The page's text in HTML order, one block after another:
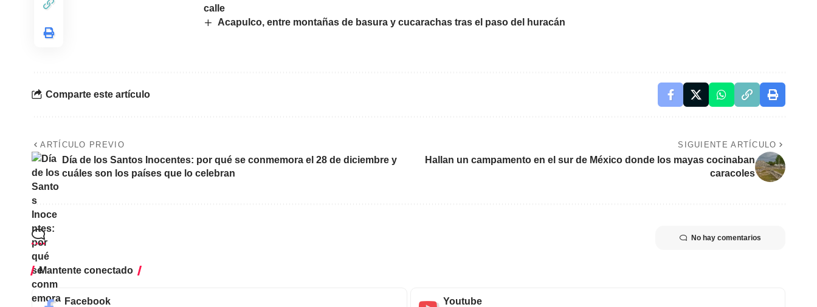
calle
Acapulco, entre montañas de basura y cucarachas tras el paso del huracán
Comparte este artículo
ARTÍCULO PREVIO
Día de los Santos Inocentes: por qué se conmemora el 28 de diciembre y
cuáles son los países que lo celebran
SIGUIENTE ARTÍCULO
Hallan un campamento en el sur de México donde los mayas cocinaban
caracoles
No hay comentarios
Mantente conectado
Facebook Youtube